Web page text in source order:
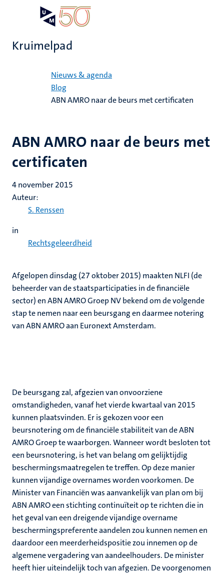
Kruimelpad
Nieuws & agenda
Blog
ABN AMRO naar de beurs met certificaten
ABN AMRO naar de beurs met
certificaten
4 november 2015
Auteur:
S. Renssen
in
Rechtsgeleerdheid
Afgelopen dinsdag (27 oktober 2015) maakten NLFI (de
beheerder van de staatsparticipaties in de financiële
sector) en ABN AMRO Groep NV bekend om de volgende
stap te nemen naar een beursgang en daarmee notering
van ABN AMRO aan Euronext Amsterdam.
De beursgang zal, afgezien van onvoorziene
omstandigheden, vanaf het vierde kwartaal van 2015
kunnen plaatsvinden. Er is gekozen voor een
beursnotering om de financiële stabiliteit van de ABN
AMRO Groep te waarborgen. Wanneer wordt besloten tot
een beursnotering, is het van belang om gelijktijdig
beschermingsmaatregelen te treffen. Op deze manier
kunnen vijandige overnames worden voorkomen. De
Minister van Financiën was aanvankelijk van plan om bij
ABN AMRO een stichting continuïteit op te richten die in
het geval van een dreigende vijandige overname
beschermingspreferente aandelen zou kunnen nemen en
daardoor een meerderheidspositie zou innemen op de
algemene vergadering van aandeelhouders. De minister
heeft hier uiteindelijk toch van afgezien. De voorgenomen